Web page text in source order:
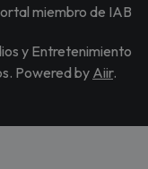
miembro de IAB
y Entretenimiento
Powered by Aiir.